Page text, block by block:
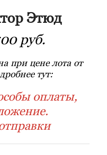
Этюд
руб.
при цене лота от
тут:
оплаты,